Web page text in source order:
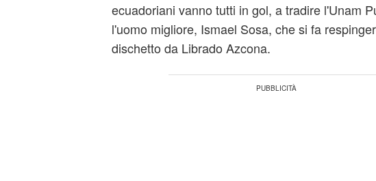
ecuadoriani vanno tutti in gol, a tradire l'Unam
l'uomo migliore, Ismael Sosa, che si fa
dischetto da Librado Azcona.